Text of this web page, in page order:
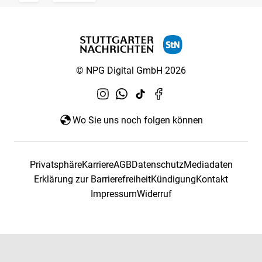
© NPG Digital GmbH 2026
Wo Sie uns noch folgen können
PrivatsphäreKarriereAGBDatenschutzMediadaten
Erklärung zur BarrierefreiheitKündigungKontakt
ImpressumWiderruf